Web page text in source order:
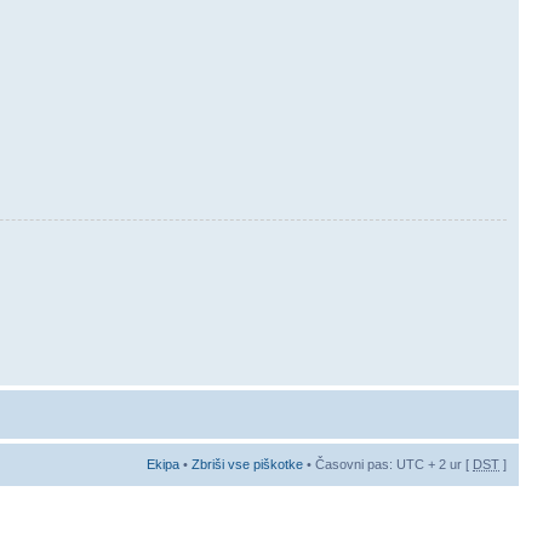
Ekipa • Zbriši vse piškotke • Časovni pas: UTC + 2 ur [ DST ]